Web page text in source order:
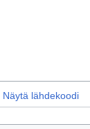
Näytä lähdekoodi